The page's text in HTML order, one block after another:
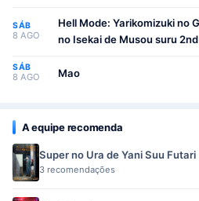
SÁB
8 AGO
Hell Mode: Yarikomizuki no
no Isekai de Musou suru
SÁB
8 AGO Mao
A equipe recomenda
Super no Ura de Yani Suu Futari
3 recomendações